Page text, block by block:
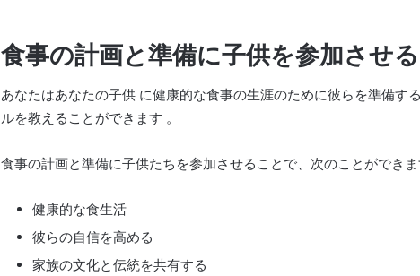
食事の計画と準備に子供を参加させ
あなたはあなたの子供 に健康的な食事の生涯のために彼らを準備す
ルを教えることができます 。
食事の計画と準備に子供たちを参加させることで、次のことができま
健康的な食生活
彼らの自信を高める
家族の文化と伝統を共有する